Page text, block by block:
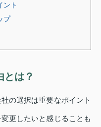
ント
プ
とは？
の選択は重要なポイント
更したいと感じることも